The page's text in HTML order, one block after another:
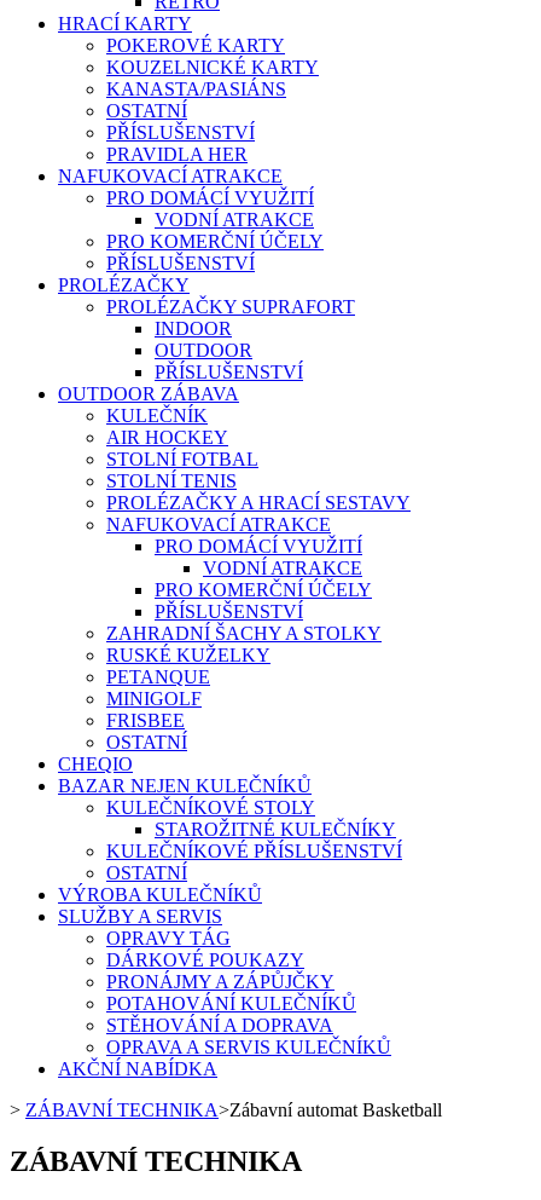
HRACÍ KARTY
POKEROVÉ KARTY
KOUZELNICKÉ KARTY
KANASTA/PASIÁNS
OSTATNÍ
PŘÍSLUŠENSTVÍ
PRAVIDLA HER
NAFUKOVACÍ ATRAKCE
PRO DOMÁCÍ VYUŽITÍ
VODNÍ ATRAKCE
PRO KOMERČNÍ ÚČELY
PŘÍSLUŠENSTVÍ
PROLÉZAČKY
PROLÉZAČKY SUPRAFORT
INDOOR
OUTDOOR
PŘÍSLUŠENSTVÍ
OUTDOOR ZÁBAVA
KULEČNÍK
AIR HOCKEY
STOLNÍ FOTBAL
STOLNÍ TENIS
PROLÉZAČKY A HRACÍ SESTAVY
NAFUKOVACÍ ATRAKCE
PRO DOMÁCÍ VYUŽITÍ
VODNÍ ATRAKCE
PRO KOMERČNÍ ÚČELY
PŘÍSLUŠENSTVÍ
ZAHRADNÍ ŠACHY A STOLKY
RUSKÉ KUŽELKY
PETANQUE
MINIGOLF
FRISBEE
OSTATNÍ
CHEQIO
BAZAR NEJEN KULEČNÍKŮ
KULEČNÍKOVÉ STOLY
STAROŽITNÉ KULEČNÍKY
KULEČNÍKOVÉ PŘÍSLUŠENSTVÍ
OSTATNÍ
VÝROBA KULEČNÍKŮ
SLUŽBY A SERVIS
OPRAVY TÁG
DÁRKOVÉ POUKAZY
PRONÁJMY A ZÁPŮJČKY
POTAHOVÁNÍ KULEČNÍKŮ
STĚHOVÁNÍ A DOPRAVA
OPRAVA A SERVIS KULEČNÍKŮ
AKČNÍ NABÍDKA
> ZÁBAVNÍ TECHNIKA>Zábavní automat Basketball
ZÁBAVNÍ TECHNIKA